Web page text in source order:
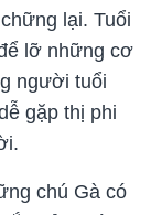
lại. Tuổi
lỡ những cơ
người tuổi
gặp thị phi
chú Gà có